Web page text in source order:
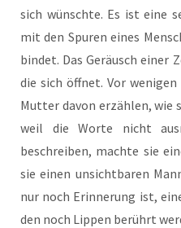
sich wünsch­te. Es ist eine
mit den Spu­ren eines
bin­det. Das Geräusch einer
die sich öff­net. Vor
Mut­ter davon erzäh­len, wie
weil die Wor­te nicht
beschrei­ben, mach­te sie
sie einen unsicht­ba­ren
nur noch Erin­ne­rung ist,
den noch Lip­pen berührt